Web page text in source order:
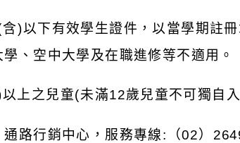
含)以下有效學生證件，以當學期註
、空中大學及在職進修等不適用。
以上之兒童(未滿12歲兒童不可獨自
路行銷中心，服務專線: （02）